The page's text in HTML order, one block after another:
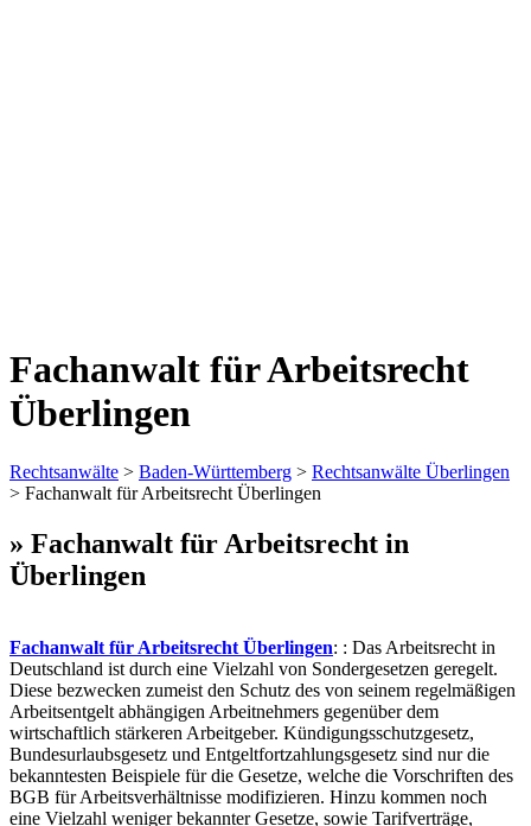
Fachanwalt für Arbeitsrecht
Überlingen
Rechtsanwälte > Baden-Württemberg > Rechtsanwälte Überlingen
> Fachanwalt für Arbeitsrecht Überlingen
» Fachanwalt für Arbeitsrecht in
Überlingen
Fachanwalt für Arbeitsrecht Überlingen: : Das Arbeitsrecht in
Deutschland ist durch eine Vielzahl von Sondergesetzen geregelt.
Diese bezwecken zumeist den Schutz des von seinem regelmäßigen
Arbeitsentgelt abhängigen Arbeitnehmers gegenüber dem
wirtschaftlich stärkeren Arbeitgeber. Kündigungsschutzgesetz,
Bundesurlaubsgesetz und Entgeltfortzahlungsgesetz sind nur die
bekanntesten Beispiele für die Gesetze, welche die Vorschriften des
BGB für Arbeitsverhältnisse modifizieren. Hinzu kommen noch
eine Vielzahl weniger bekannter Gesetze, sowie Tarifverträge,